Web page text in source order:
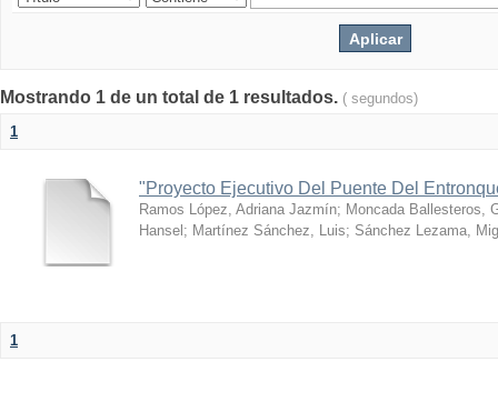
Mostrando 1 de un total de 1 resultados. ( segundos)
1
"Proyecto Ejecutivo Del Puente Del
Ramos López, Adriana Jazmín; Moncada Ballesteros,
Hansel ; Martínez Sánchez, Luis; Sánchez Lezama,
1